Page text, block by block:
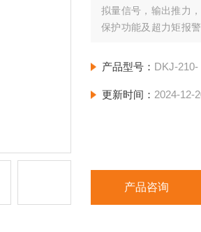
拟量信号，输出推力
保护功能及超力矩报
公司同时生产户外型
产品型号： DKJ-210-
更新时间： 2024-12-
产品咨询